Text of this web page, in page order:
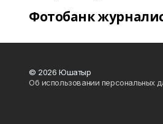
Фотобанк
© 2026 Юшатыр
Об использовании персональных